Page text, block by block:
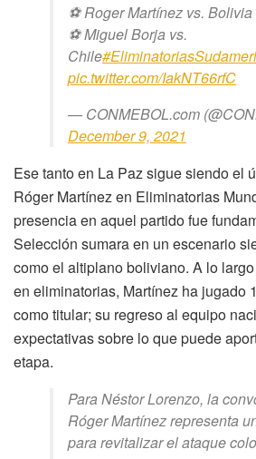
⚽ Roger Martínez vs. Bolivia
⚽ Miguel Borja vs.
Chile
pic.twitter.com/IakNT66rfC
— CONMEBOL.com
December 9, 2021
Ese tanto en La Paz sigue siendo el
Róger Martínez en Eliminatorias
presencia en aquel partido fue
Selección sumara en un escenario
como el altiplano boliviano. A lo
en eliminatorias, Martínez ha jugado
como titular; su regreso al equipo
expectativas sobre lo que puede
etapa.
Para Néstor Lorenzo, la
Róger Martínez representa
para revitalizar el ataque